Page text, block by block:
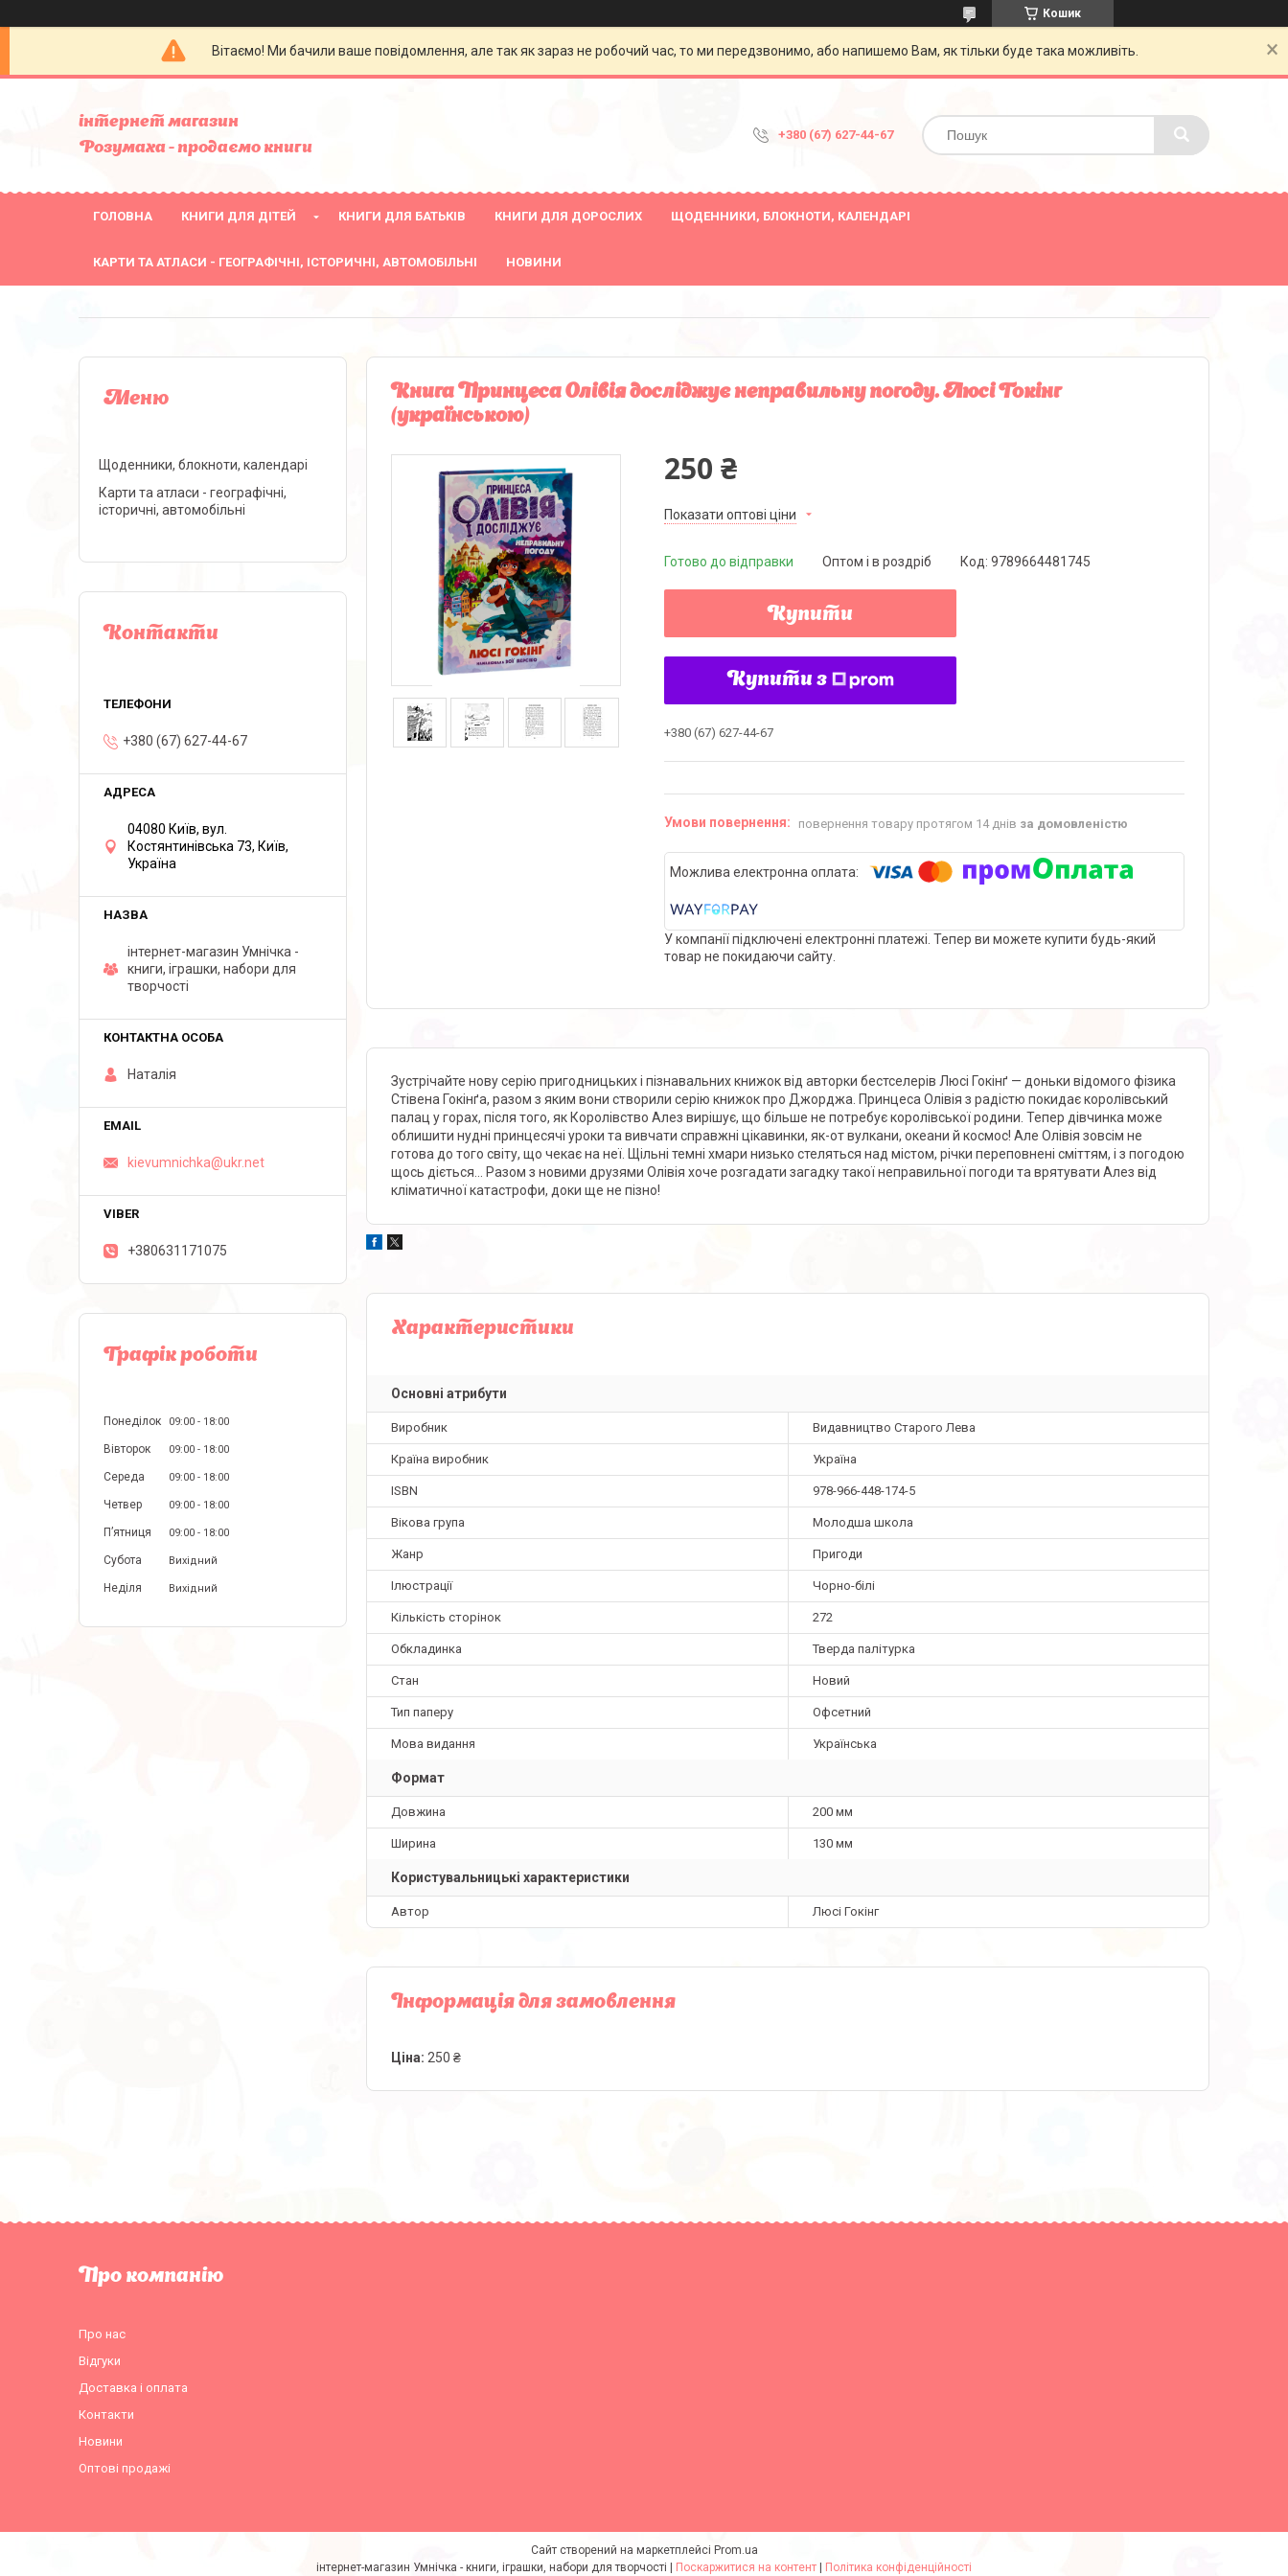
Кошик
Вітаємо! Ми бачили ваше повідомлення, але так як зараз не робочий час, то ми передзвонимо, або напишемо Вам, як тільки буде така можливіть.
інтернет магазин
Розумаха - продаємо книги
+380 (67) 627-44-67
ГОЛОВНА КНИГИ ДЛЯ ДІТЕЙ КНИГИ ДЛЯ БАТЬКІВ КНИГИ ДЛЯ ДОРОСЛИХ ЩОДЕННИКИ, БЛОКНОТИ, КАЛЕНДАРІ
КАРТИ ТА АТЛАСИ - ГЕОГРАФІЧНІ, ІСТОРИЧНІ, АВТОМОБІЛЬНІ НОВИНИ
Книга Принцеса Олівія досліджує неправильну погоду. Люсі Гокінг
(українською)
250 ₴
Показати оптові ціни
Готово до відправки Оптом і в роздріб Код: 9789664481745
Купити
Купити з
+380 (67) 627-44-67
повернення товару протягом 14 днів за домовленістю
У компанії підключені електронні платежі. Тепер ви можете купити будь-який
товар не покидаючи сайту.
Зустрічайте нову серію пригодницьких і пізнавальних книжок від авторки бестселерів Люсі Гокінґ — доньки відомого фізика
Стівена Гокінґа, разом з яким вони створили серію книжок про Джорджа. Принцеса Олівія з радістю покидає королівський
палац у горах, після того, як Королівство Алез вирішує, що більше не потребує королівської родини. Тепер дівчинка може
облишити нудні принцесячі уроки та вивчати справжні цікавинки, як-от вулкани, океани й космос! Але Олівія зовсім не
готова до того світу, що чекає на неї. Щільні темні хмари низько стеляться над містом, річки переповнені сміттям, і з погодою
щось діється... Разом з новими друзями Олівія хоче розгадати загадку такої неправильної погоди та врятувати Алез від
кліматичної катастрофи, доки ще не пізно!
Характеристики
Основні атрибути
Виробник Видавництво Старого Лева
Країна виробник Україна
ISBN 978-966-448-174-5
Вікова група Молодша школа
Жанр Пригоди
Ілюстрації Чорно-білі
Кількість сторінок 272
Обкладинка Тверда палітурка
Стан Новий
Тип паперу Офсетний
Мова видання Українська
Формат
Довжина 200 мм
Ширина 130 мм
Користувальницькі характеристики
Автор Люсі Гокінг
Інформація для замовлення
Ціна: 250 ₴
Щоденники, блокноти, календарі
Карти та атласи - географічні,
історичні, автомобільні
Контакти
+380 (67) 627-44-67
04080 Київ, вул.
Костянтинівська 73, Київ,
Україна
інтернет-магазин Умнічка -
книги, іграшки, набори для
творчості
Наталія
kievumnichka@ukr.net
+380631171075
Графік роботи
Понеділок 09:00 18:00
Вівторок 09:00 18:00
Середа 09:00 18:00
Четвер 09:00 18:00
Пʼятниця 09:00 18:00
Субота Вихідний
Неділя Вихідний
Про компанію
Про нас
Відгуки
Доставка і оплата
Контакти
Новини
Оптові продажі
Сайт створений на маркетплейсі Prom.ua
інтернет-магазин Умнічка - книги, іграшки, набори для творчості | Поскаржитися на контент | Політика конфіденційності